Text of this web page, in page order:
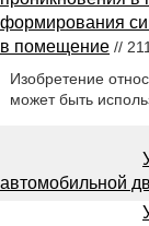
формирования
в помещение //
Изобретение
может быть
автомобильной